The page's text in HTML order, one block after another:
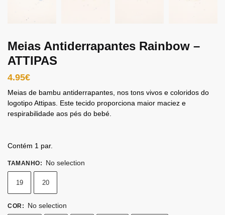
Meias Antiderrapantes Rainbow –
ATTIPAS
4.95€
Meias de bambu antiderrapantes, nos tons vivos e coloridos do
logotipo Attipas. Este tecido proporciona maior maciez e
respirabilidade aos pés do bebé.
Contém 1 par.
TAMANHO: No selection
19 20
COR: No selection